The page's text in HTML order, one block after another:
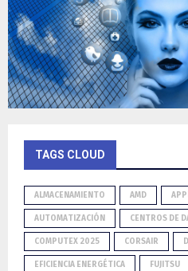
TAGS CLOUD
ALMACENAMIENTO AMD
AUTOMATIZACIÓN CENTROS DE
COMPUTEX 2025 CORSAIR
EFICIENCIA ENERGÉTICA FUJITSU